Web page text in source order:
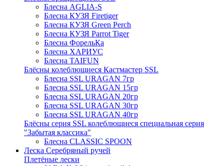
Блесна AGLIA-S
Блесна КУЗЯ Firetiger
Блесна КУЗЯ Green Perch
Блесна КУЗЯ Parrot Tiger
Блесна ФорельКа
Блесна ХАРИУС
Блесна TAIFUN
Блёсны колеблющиеся Кастмастер SSL
Блесна SSL URAGAN 7гр
Блесна SSL URAGAN 15гр
Блесна SSL URAGAN 20гр
Блесна SSL URAGAN 30гр
Блесна SSL URAGAN 40гр
Блёсны серия SSL колеблющиеся специальная серия
"Забытая классика"
Блесна CLASSIC SPOON
Леска Серебряный ручей
Плетёные лески